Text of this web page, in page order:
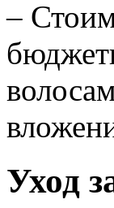
–
Уход